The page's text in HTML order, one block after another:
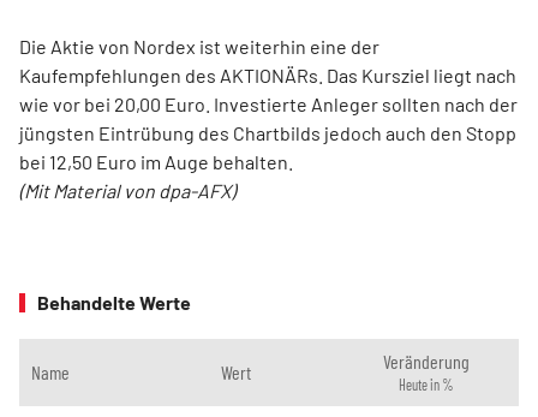
Die Aktie von Nordex ist weiterhin eine der
Kaufempfehlungen des AKTIONÄRs. Das Kursziel liegt nach
wie vor bei 20,00 Euro. Investierte Anleger sollten nach der
jüngsten Eintrübung des Chartbilds jedoch auch den Stopp
bei 12,50 Euro im Auge behalten.
(Mit Material von dpa-AFX)
Behandelte Werte
Name Wert Veränderung
Heute in %